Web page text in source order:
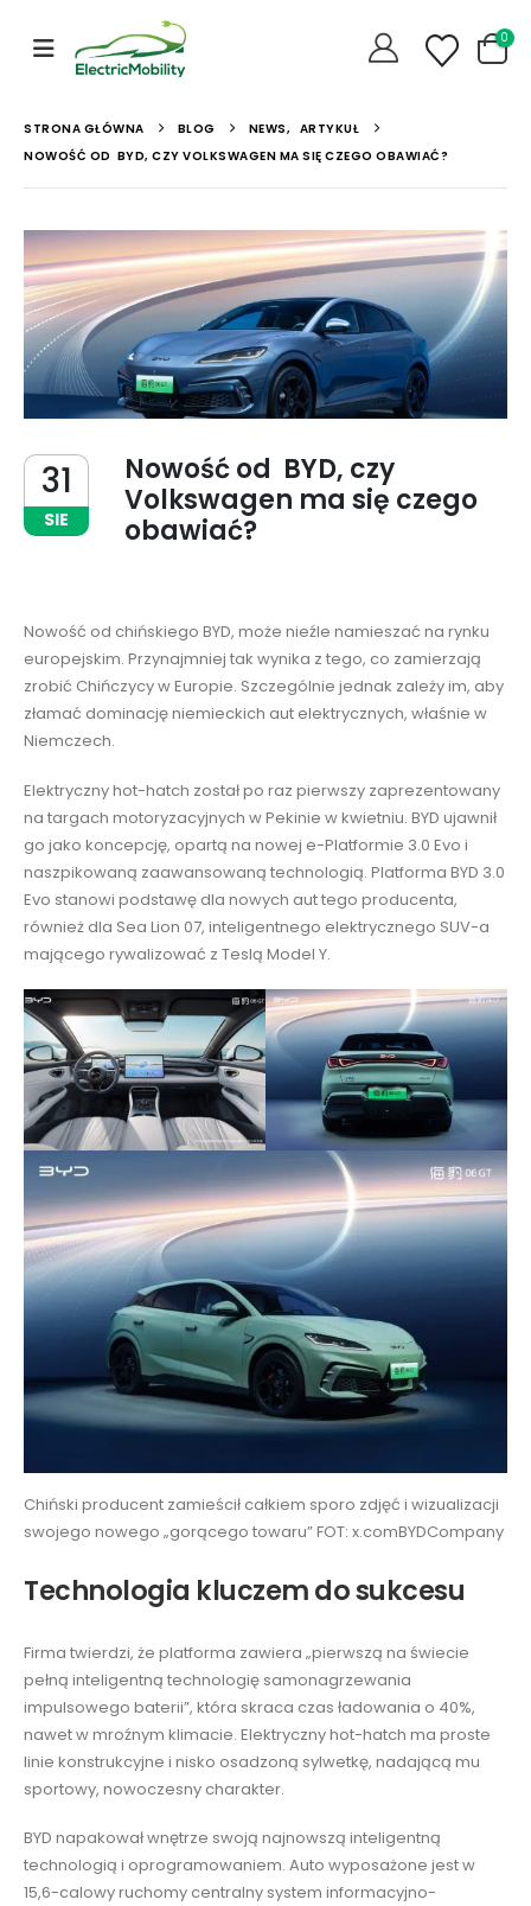
0
STRONA GŁÓWNA BLOG NEWS, ARTYKUŁ
NOWOŚĆ OD BYD, CZY VOLKSWAGEN MA SIĘ CZEGO OBAWIAĆ?
31
SIE
Nowość od BYD, czy
Volkswagen ma się czego
obawiać?
Nowość od chińskiego BYD, może nieźle namieszać na rynku
europejskim. Przynajmniej tak wynika z tego, co zamierzają
zrobić Chińczycy w Europie. Szczególnie jednak zależy im, aby
złamać dominację niemieckich aut elektrycznych, właśnie w
Niemczech.
Elektryczny hot-hatch został po raz pierwszy zaprezentowany
na targach motoryzacyjnych w Pekinie w kwietniu. BYD ujawnił
go jako koncepcję, opartą na nowej e-Platformie 3.0 Evo i
naszpikowaną zaawansowaną technologią. Platforma BYD 3.0
Evo stanowi podstawę dla nowych aut tego producenta,
również dla Sea Lion 07, inteligentnego elektrycznego SUV-a
mającego rywalizować z Teslą Model Y.
Chiński producent zamieścił całkiem sporo zdjęć i wizualizacji
swojego nowego „gorącego towaru” FOT: x.comBYDCompany
Technologia kluczem do sukcesu
Firma twierdzi, że platforma zawiera „pierwszą na świecie
pełną inteligentną technologię samonagrzewania
impulsowego baterii”, która skraca czas ładowania o 40%,
nawet w mroźnym klimacie. Elektryczny hot-hatch ma proste
linie konstrukcyjne i nisko osadzoną sylwetkę, nadającą mu
sportowy, nowoczesny charakter.
BYD napakował wnętrze swoją najnowszą inteligentną
technologią i oprogramowaniem. Auto wyposażone jest w
15,6-calowy ruchomy centralny system informacyjno-